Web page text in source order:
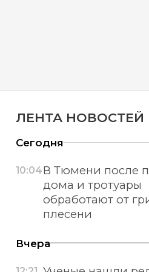
ЛЕНТА НОВОСТЕЙ
Сегодня
10:04В Тюмени после
дома и тротуары
обработают от
плесени
Вчера